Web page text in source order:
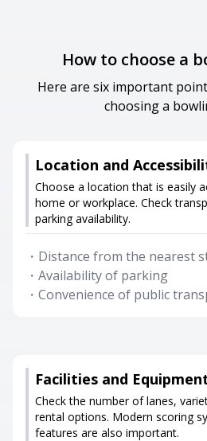
How to choose a
Here are six important
choosing a
Location and
Choose a location that is easily
home or workplace. Check
parking availability.
・ Distance from the nearest
・ Availability of parking
・ Convenience of public
Facilities and
Check the number of lanes,
rental options. Modern scoring
features are also important.